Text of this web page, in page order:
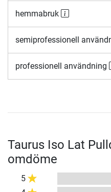
hemmabruk
semiprofessionell
professionell användning
Taurus Iso Lat
omdöme
5